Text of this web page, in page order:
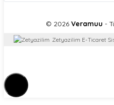
© 2026 Veramuu -
Zetyazilim E-Ticaret